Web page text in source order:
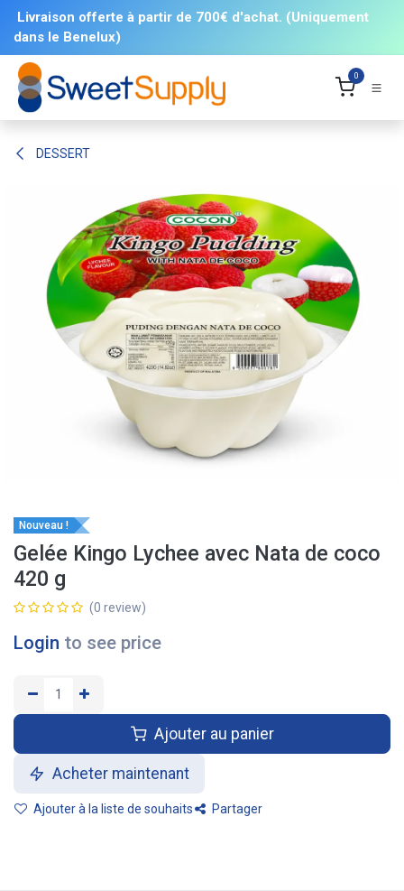
Livraison offerte à partir de 700€ d'achat. (Uniquement
dans le Benelux)
0
DESSERT
Nouveau !
Gelée Kingo Lychee avec Nata de coco
420 g
(0 review)
Login to see price
Ajouter au panier
Acheter maintenant
Ajouter à la liste de souhaits Partager